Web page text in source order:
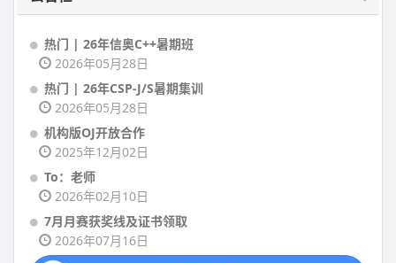
热门 | 26年信奥C++暑期班
2026年05月28日
热门 | 26年CSP-J/S暑期集训
2026年05月28日
机构版OJ开放合作
2025年12月02日
To：老师
2026年02月10日
7月月赛获奖线及证书领取
2026年07月16日